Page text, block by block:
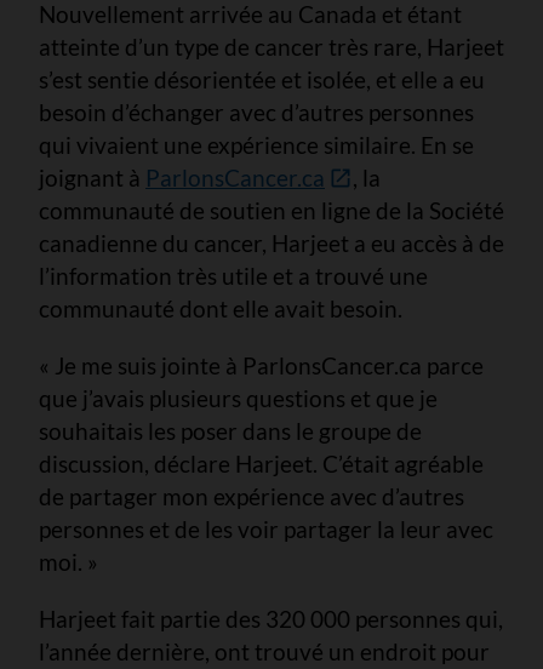
Nouvellement arrivée au Canada et étant
atteinte d’un type de cancer très rare, Harjeet
s’est sentie désorientée et isolée, et elle a eu
besoin d’échanger avec d’autres personnes
qui vivaient une expérience similaire. En se
joignant à ParlonsCancer.ca
, la
communauté de soutien en ligne de la Société
canadienne du cancer, Harjeet a eu accès à de
l’information très utile et a trouvé une
communauté dont elle avait besoin.
« Je me suis jointe à ParlonsCancer.ca parce
que j’avais plusieurs questions et que je
souhaitais les poser dans le groupe de
discussion, déclare Harjeet. C’était agréable
de partager mon expérience avec d’autres
personnes et de les voir partager la leur avec
moi. »
Harjeet fait partie des 320 000 personnes qui,
l’année dernière, ont trouvé un endroit pour